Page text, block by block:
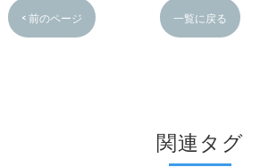
< 前のページ 一覧に戻る
関連タグ